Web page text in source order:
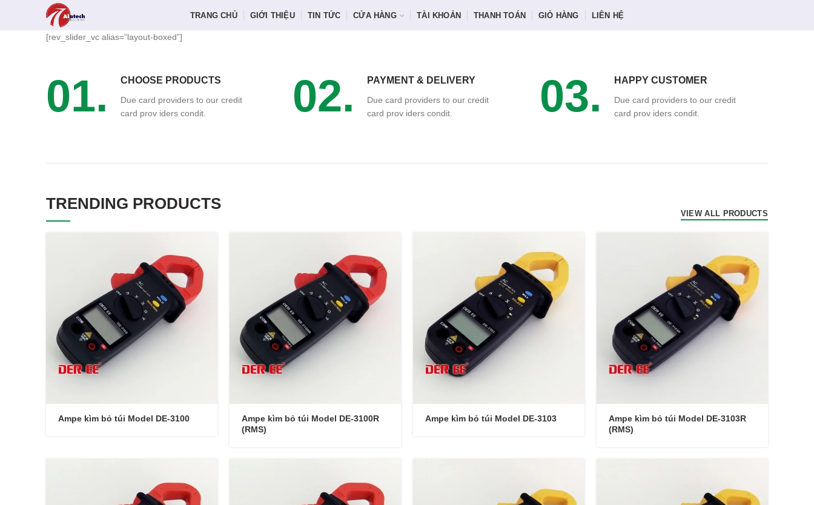
TRANG CHỦ GIỚI THIỆU TIN TỨC CỬA HÀNG TÀI KHOẢN THANH TOÁN GIỎ HÀNG LIÊN HỆ
[rev_slider_vc alias=”layout-boxed”]
01. CHOOSE PRODUCTS
Due card providers to our credit
card prov iders condit.
02. PAYMENT & DELIVERY
Due card providers to our credit
card prov iders condit.
03. HAPPY CUSTOMER
Due card providers to our credit
card prov iders condit.
TRENDING PRODUCTS
VIEW ALL PRODUCTS
Ampe kìm bỏ túi Model DE-3100
Ampe kìm bỏ túi Model DE-3100R
(RMS)
Ampe kìm bỏ túi Model DE-3103
Ampe kìm bỏ túi Model DE-3103R
(RMS)